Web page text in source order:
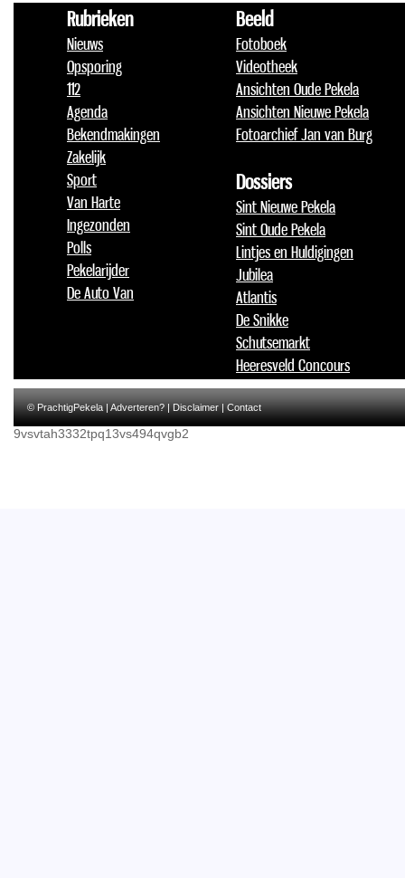
Rubrieken
Nieuws
Opsporing
112
Agenda
Bekendmakingen
Zakelijk
Sport
Van Harte
Ingezonden
Polls
Pekelarijder
De Auto Van
Beeld
Fotoboek
Videotheek
Ansichten Oude Pekela
Ansichten Nieuwe Pekela
Fotoarchief Jan van Burg
Dossiers
Sint Nieuwe Pekela
Sint Oude Pekela
Lintjes en Huldigingen
Jubilea
Atlantis
De Snikke
Schutsemarkt
Heeresveld Concours
© PrachtigPekela |Adverteren?|Disclaimer|Contact
9vsvtah3332tpq13vs494qvgb2